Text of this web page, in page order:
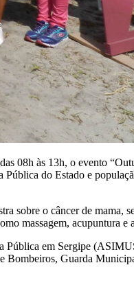
08h às 13h, o evento
do Estado e
sobre o câncer de mama,
massagem, acupuntura
em Sergipe
Bombeiros, Guarda